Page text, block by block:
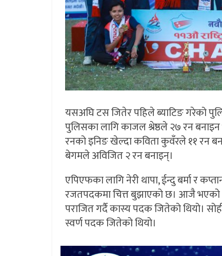
यसअघि टस जितेर पहिले ब्याटिङ गरेको
पुलिसका लागि काजल श्रेष्ठले २७ रन
रनको इनिङ खेल्दा कविता कुवँरले ११ रन
बेगमले अविजित २ रन बनाइन्।
एपिएफका लागि नेरी थापा, ईन्दु बर्मा र
रजतपदकमा चित्त बुझाएको छ। आजै भएको
पराजित गर्दै कास्य पदक जितेको थियो।
स्वर्ण पदक जितेको थियो।